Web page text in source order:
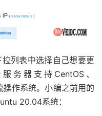
列表中选择自己想要更
务器支持CentOS、
作系统。小编之前用的
20.04系统：